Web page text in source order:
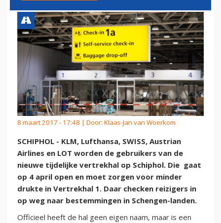
8 maart 2017 - 17:48 | Door: Klaas-Jan van Woerkom
SCHIPHOL - KLM, Lufthansa, SWISS, Austrian
Airlines en LOT worden de gebruikers van de
nieuwe tijdelijke vertrekhal op Schiphol. Die gaat
op 4 april open en moet zorgen voor minder
drukte in Vertrekhal 1. Daar checken reizigers in
op weg naar bestemmingen in Schengen-landen.
Officieel heeft de hal geen eigen naam, maar is een